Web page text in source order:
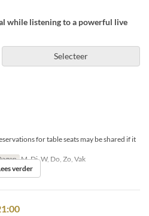
while listening to a powerful live
Selecteer
for table seats may be shared if it
M, Di, W, Do, Zo, Vak
1 ~
verder